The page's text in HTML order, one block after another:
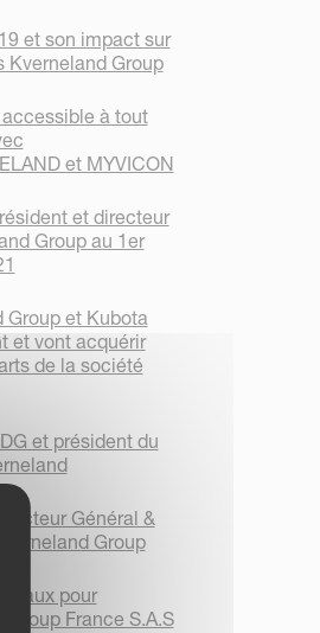
et son impact sur
Kverneland Group
à tout
et MYVICON
et directeur
Group au 1er
Group et Kubota
et vont acquérir
de la société
et président du
Général &
Group
pour
Group France S.A.S